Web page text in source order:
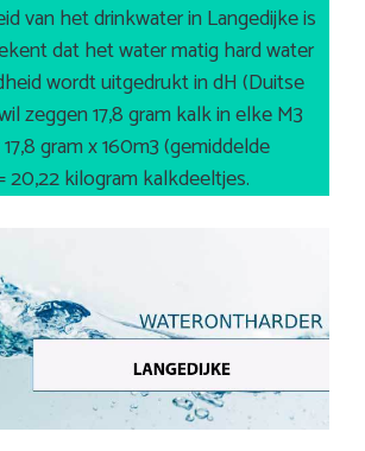
van het drinkwater in Langedijke is
dat het water matig hard water
wordt uitgedrukt in dH (Duitse
zeggen 17,8 gram kalk in elke M3
gram x 160m3 (gemiddelde
20,22 kilogram kalkdeeltjes.